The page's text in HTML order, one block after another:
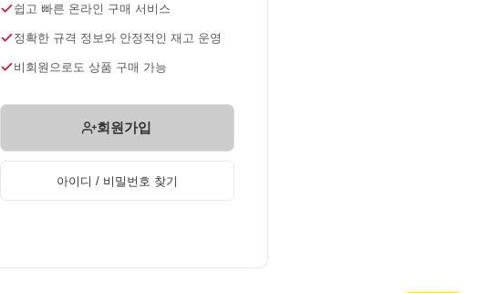
쉽고 빠른 온라인 구매 서비스
정확한 규격 정보와 안정적인 재고 운영
비회원으로도 상품 구매 가능
회원가입
아이디 / 비밀번호 찾기